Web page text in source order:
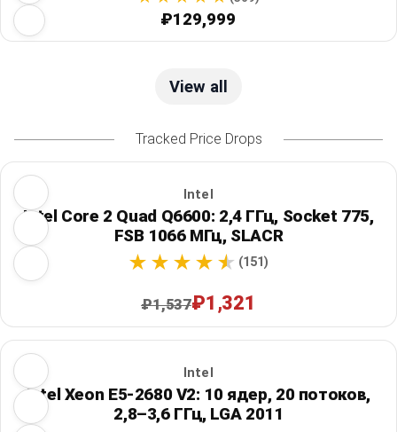
₽129,999
View all
Tracked Price Drops
Intel
Intel Core 2 Quad Q6600: 2,4 ГГц, Socket 775,
FSB 1066 МГц, SLACR
(151)
₽1,537₽1,321
Intel
Intel Xeon E5-2680 V2: 10 ядер, 20 потоков,
2,8–3,6 ГГц, LGA 2011